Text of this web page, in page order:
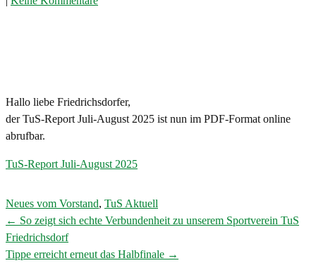
Hallo liebe Friedrichsdorfer,
der TuS-Report Juli-August 2025 ist nun im PDF-Format online
abrufbar.
TuS-Report Juli-August 2025
Neues vom Vorstand, TuS Aktuell
Post
navigation
← So zeigt sich echte Verbundenheit zu unserem Sportverein TuS
Friedrichsdorf
Tippe erreicht erneut das Halbfinale →